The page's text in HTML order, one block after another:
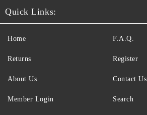
Quick Links:
Home
Returns
About Us
Member Login
F.A.Q.
Register
Contact Us
Search